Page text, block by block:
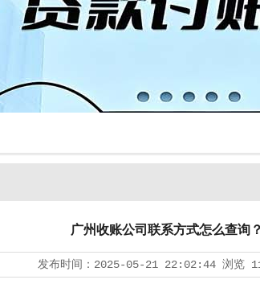
广州收账公司联系方式怎么查询？
发布时间： 2025-05-21 22:02:44 浏览